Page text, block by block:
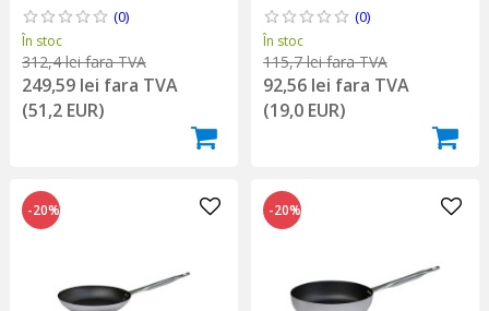
(0)
În stoc
312,4 lei fara TVA
249,59 lei fara TVA
(51,2 EUR)
(0)
În stoc
115,7 lei fara TVA
92,56 lei fara TVA
(19,0 EUR)
-20% -20%